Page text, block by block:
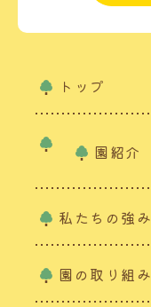
トップ
園紹介
私たちの強み
園の取り組み